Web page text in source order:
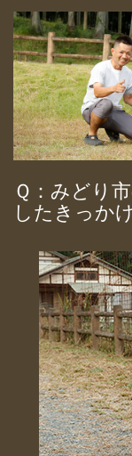
Ｑ：みどり
したきっか